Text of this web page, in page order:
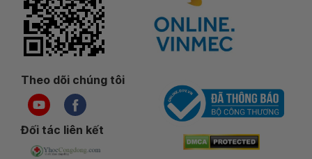
Theo dõi chúng tôi
Đối tác liên kết